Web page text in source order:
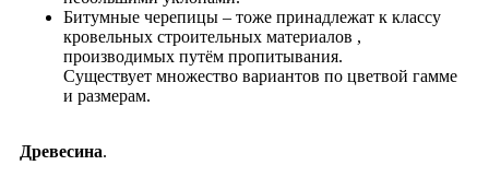
Битумные черепицы – тоже принадлежат к классу
кровельных строительных материалов ,
производимых путём пропитывания.
Существует множество вариантов по цветвой гамме
и размерам.
Древесина.